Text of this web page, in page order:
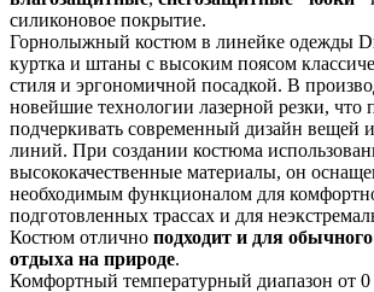
силиконовое покрытие.
Горнолыжный костюм в линейке одежды
куртка и штаны с высоким поясом
стиля и эргономичной посадкой. В
новейшие технологии лазерной резки, что
подчеркивать современный дизайн вещей
линий. При создании костюма
высококачественные материалы, он
необходимым функционалом для
подготовленных трассах и для
Костюм отлично подходит и для
отдыха на природе.
Комфортный температурный диапазон от 0